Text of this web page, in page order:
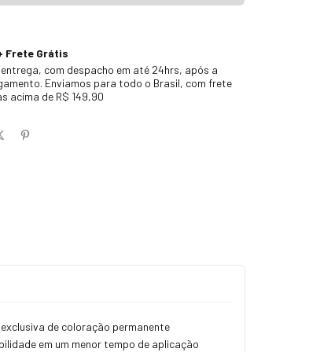
Frete Grátis
com despacho em até 24hrs, após a
Enviamos para todo o Brasil, com frete
acima de R$ 149,90
de coloração permanente
em um menor tempo de aplicação